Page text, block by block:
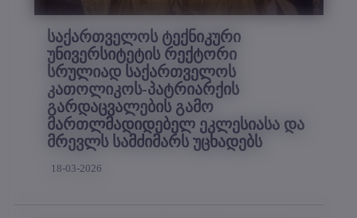
საქართველოს ტექნიკური
უნივერსიტეტის რექტორი
სრულიად საქართველოს
კათოლიკოს-პატრიარქის
გარდაცვალების გამო
მართლმადიდებელ ეკლესიასა და
მრევლს სამძიმარს უცხადებს
18-03-2026